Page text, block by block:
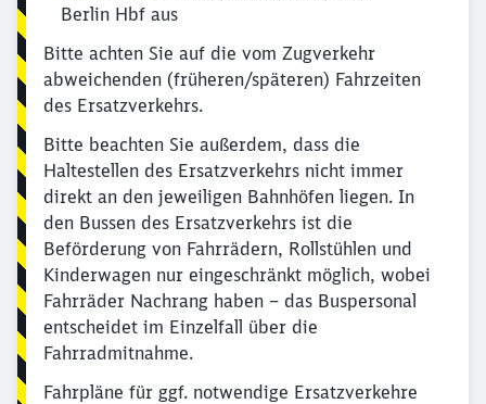
Berlin Hbf aus
Bitte achten Sie auf die vom Zugverkehr
abweichenden (früheren/späteren) Fahrzeiten
des Ersatzverkehrs.
Bitte beachten Sie außerdem, dass die
Haltestellen des Ersatzverkehrs nicht immer
direkt an den jeweiligen Bahnhöfen liegen. In
den Bussen des Ersatzverkehrs ist die
Beförderung von Fahrrädern, Rollstühlen und
Kinderwagen nur eingeschränkt möglich, wobei
Fahrräder Nachrang haben – das Buspersonal
entscheidet im Einzelfall über die
Fahrradmitnahme.
Fahrpläne für ggf. notwendige Ersatzverkehre